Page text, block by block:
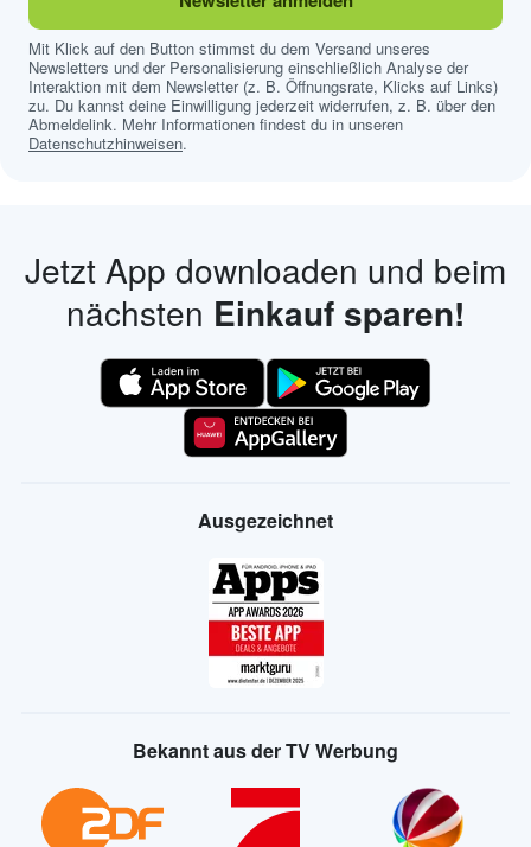
Mit Klick auf den Button stimmst du dem Versand unseres
Newsletters und der Personalisierung einschließlich Analyse der
Interaktion mit dem Newsletter (z. B. Öffnungsrate, Klicks auf Links)
zu. Du kannst deine Einwilligung jederzeit widerrufen, z. B. über den
Abmeldelink. Mehr Informationen findest du in unseren
Datenschutzhinweisen.
Jetzt App downloaden und beim
nächsten Einkauf sparen!
Ausgezeichnet
Bekannt aus der TV Werbung